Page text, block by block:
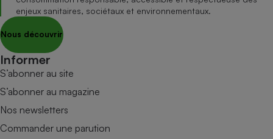
enjeux sanitaires, sociétaux et environnementaux.
Nous découvrir
Informer
S’abonner au site
S’abonner au magazine
Nos newsletters
Commander une parution